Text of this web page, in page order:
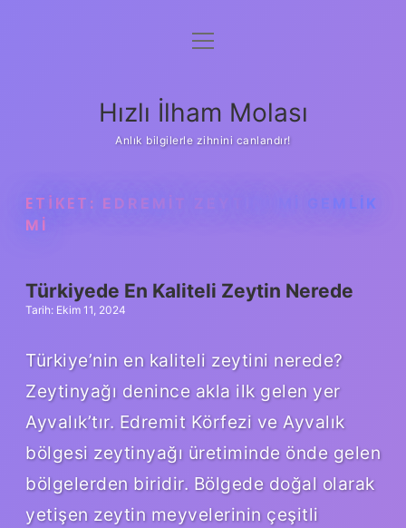
Anasayfa
Yasal Uyarı
menüyü
Hızlı İlham Molası
Anlık bilgilerle zihnini canlandır!
ETIKET: EDREMIT ZEYTINI MI GEMLIK
MI
Türkiyede En Kaliteli Zeytin Nerede
Tarih: Ekim 11, 2024
Türkiye’nin en kaliteli zeytini nerede?
Zeytinyağı denince akla ilk gelen yer
Ayvalık’tır. Edremit Körfezi ve Ayvalık
bölgesi zeytinyağı üretiminde önde gelen
bölgelerden biridir. Bölgede doğal olarak
yetişen zeytin meyvelerinin çeşitli